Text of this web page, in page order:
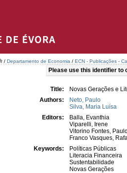
/ Departamento de Economia / ECN - Publicações -
Please use this identifier to
Title:
Novas Gerações e
Authors:
Neto, Paulo
Silva, Maria Luísa
Editors:
Balla, Evanthia
Viparelli, Irene
Vitorino Fontes,
Franco Vasques,
Keywords:
Políticas Públicas
Literacia Financeira
Sustentabilidade
Novas Gerações